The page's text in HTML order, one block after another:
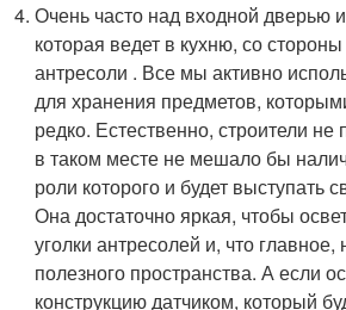
Очень часто над входной дверью
которая ведет в кухню, со
антресоли . Все мы активно
для хранения предметов,
редко. Естественно, строители
в таком месте не мешало бы
роли которого и будет выступать
Она достаточно яркая, чтобы
уголки антресолей и, что главное,
полезного пространства. А если
конструкцию датчиком, который